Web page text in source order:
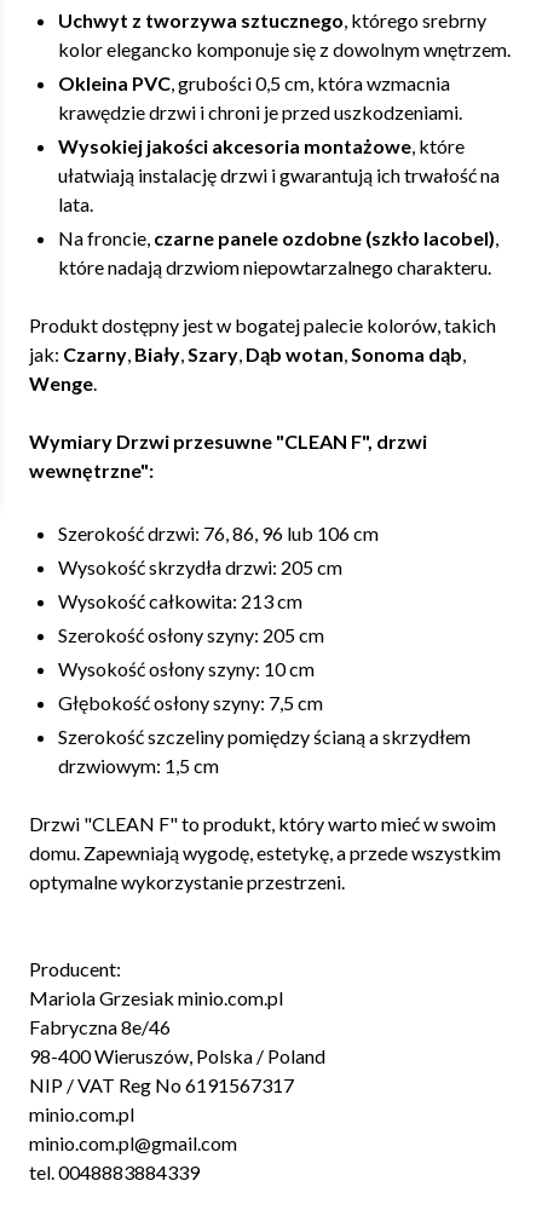
Uchwyt z tworzywa sztucznego, którego srebrny
kolor elegancko komponuje się z dowolnym wnętrzem.
Okleina PVC, grubości 0,5 cm, która wzmacnia
krawędzie drzwi i chroni je przed uszkodzeniami.
Wysokiej jakości akcesoria montażowe, które
ułatwiają instalację drzwi i gwarantują ich trwałość na
lata.
Na froncie, czarne panele ozdobne (szkło lacobel),
które nadają drzwiom niepowtarzalnego charakteru.
Produkt dostępny jest w bogatej palecie kolorów, takich
jak: Czarny, Biały,Szary, Dąb wotan,Sonoma dąb,
Wenge.
Wymiary Drzwi przesuwne "CLEAN F", drzwi
wewnętrzne":
Szerokość drzwi: 76, 86, 96 lub 106 cm
Wysokość skrzydła drzwi: 205 cm
Wysokość całkowita: 213 cm
Szerokość osłony szyny: 205 cm
Wysokość osłony szyny: 10 cm
Głębokość osłony szyny: 7,5 cm
Szerokość szczeliny pomiędzy ścianą a skrzydłem
drzwiowym: 1,5 cm
Drzwi "CLEAN F" to produkt, który warto mieć w swoim
domu. Zapewniają wygodę, estetykę, a przede wszystkim
optymalne wykorzystanie przestrzeni.
Producent:
Mariola Grzesiak minio.com.pl
Fabryczna 8e/46
98-400 Wieruszów, Polska / Poland
NIP / VAT Reg No 6191567317
minio.com.pl
minio.com.pl@gmail.com
tel. 0048883884339